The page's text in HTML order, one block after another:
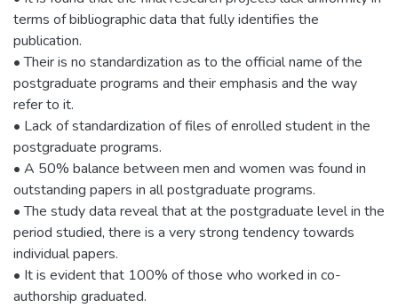
terms of bibliographic data that fully identifies the
publication.
• Their is no standardization as to the official name of the
postgraduate programs and their emphasis and the way
refer to it.
• Lack of standardization of files of enrolled student in the
postgraduate programs.
• A 50% balance between men and women was found in
outstanding papers in all postgraduate programs.
• The study data reveal that at the postgraduate level in the
period studied, there is a very strong tendency towards
individual papers.
• It is evident that 100% of those who worked in co-
authorship graduated.